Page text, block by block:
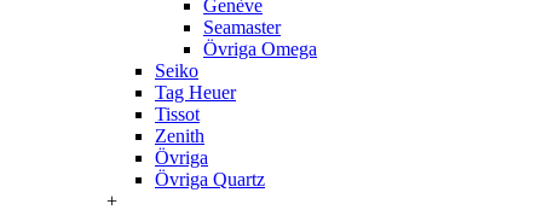
Genève
Seamaster
Övriga Omega
Seiko
Tag Heuer
Tissot
Zenith
Övriga
Övriga Quartz
+